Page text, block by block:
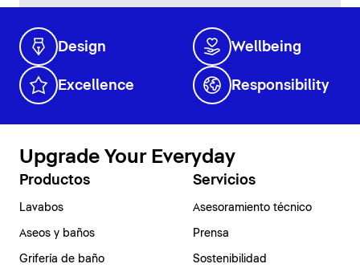
Design Wellbeing
Excellence Responsibility
Upgrade Your Everyday
Productos
Lavabos
Aseos y baños
Grifería de baño
Servicios
Asesoramiento técnico
Prensa
Sostenibilidad